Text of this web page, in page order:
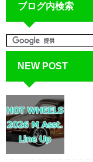
ブログ内検索
NEW POST